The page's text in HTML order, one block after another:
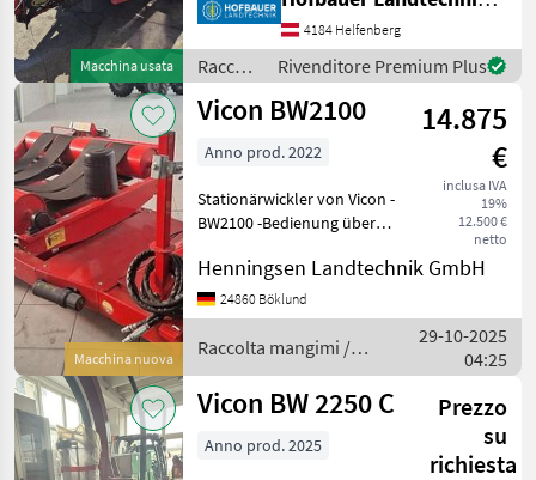
agricolo
Raccolta
Mangimi
Avvolgitrici
Vicon
SCEGLI
CATEGORIA
Vicon
Metal-Fach
Göweil
Tanco
McHale
Macchina usata
Bowdenzugbedienung ,
Folienvorstrecker 750 mm ,
... Sofort verfügbar !!! Tipo d
4184 Helfenberg
Raccolta
mangimi
/ Vicon
Rivenditore Premium Plus
Macchina nuova
Vicon BW2100
14.875
€
inclusa IVA
19%
12.500 €
netto
Anno prod. 2022
Stationärwickler von Vicon -
BW2100 -Bedienung über
DW Steuergerät oder 1EW
und Druckloser Rücklauf
und einen 3 poligen Stecker
fürs Steuerge
Henningsen Landtechnik GmbH
24860 Böklund
Raccolta mangimi /
Vicon
29-10-2025
04:25
Vicon BW 2250 C
Prezzo
su
richiesta
Anno prod. 2025